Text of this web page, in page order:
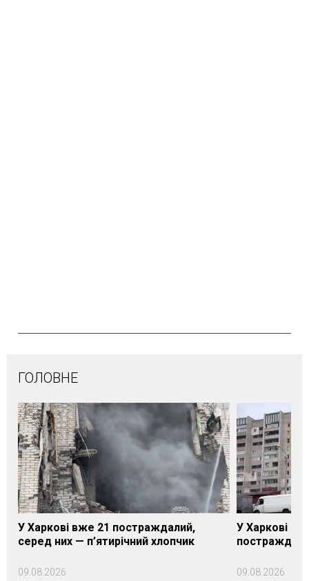
ГОЛОВНЕ
У Харкові вже 21 постраждалий,
серед них — п’ятирічний хлопчик
09.08.2026
У Харкові
09.08.2026